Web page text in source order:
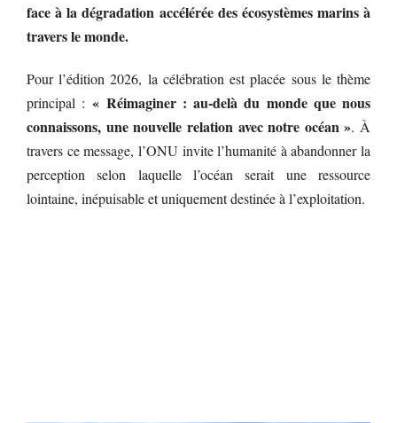
face à la dégradation accélérée des écosystèmes marins à
travers le monde.
Pour l’édition 2026, la célébration est placée sous le thème
principal :« Réimaginer : au-delà du monde que nous
connaissons, une nouvelle relation avec notre océan ». À
travers ce message, l’ONU invite l’humanité à abandonner la
perception selon laquelle l’océan serait une ressource
lointaine, inépuisable et uniquement destinée à l’exploitation.